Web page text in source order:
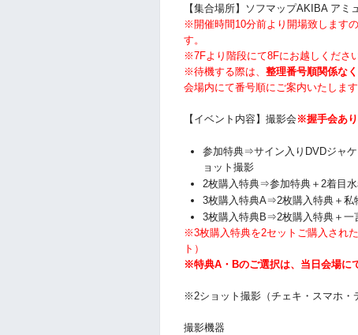
【集合場所】ソフマップAKIBA アミ
※開催時間10分前より開場致します
す。
※7Fより階段にて8Fにお越しください
※待機する際は、 整理番号順関係な
会場内にて番号順にご案内いたします
【イベント内容】撮影会 ※握手会あり
参加特典⇒サイン入りDVDジャ
ョット撮影
2枚購入特典⇒参加特典＋2着目
3枚購入特典A⇒2枚購入特典＋私
3枚購入特典B⇒2枚購入特典＋ 一
※3枚購入特典を2セットご購入され
ト）
※特典A・Bのご選択は、当日会場に
※2ショット撮影（チェキ・スマホ・
撮影機器